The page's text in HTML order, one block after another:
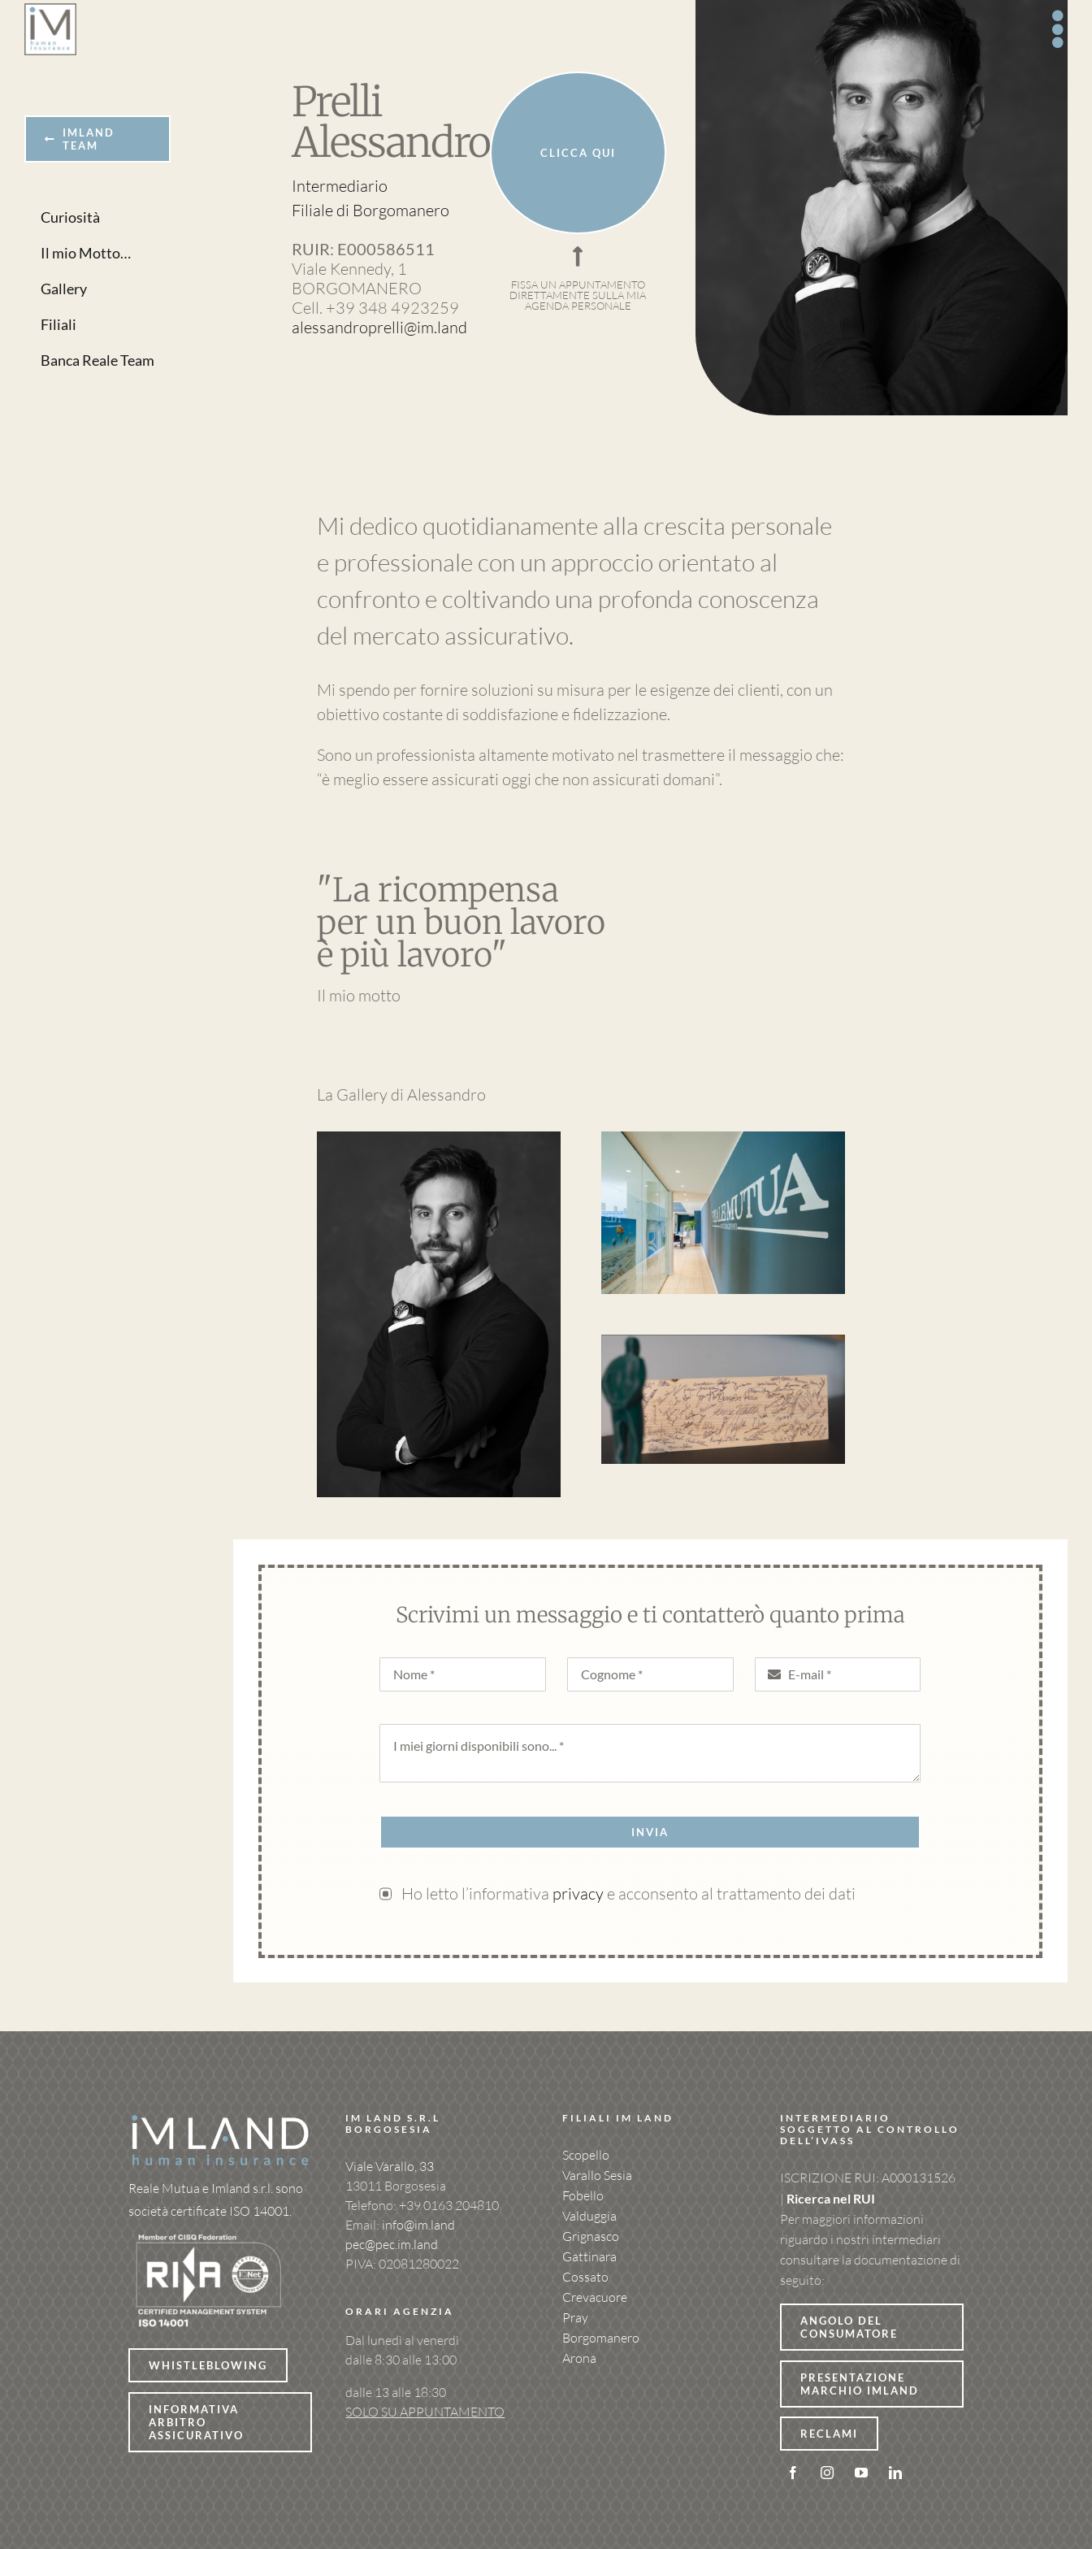
Salta
contenuto
Prelli
Alessandro
Intermediario
Filiale di Borgomanero
RUIR: E000586511
Viale Kennedy, 1
BORGOMANERO
Cell. +39 348 4923259
alessandroprelli@im.land
CLICCA QUI
FISSA UN APPUNTAMENTO
DIRETTAMENTE SULLA MIA
AGENDA PERSONALE
Mi dedico quotidianamente alla crescita personale
e professionale con un approccio orientato al
confronto e coltivando una profonda conoscenza
del mercato assicurativo.
Mi spendo per fornire soluzioni su misura per le esigenze dei clienti, con un
obiettivo costante di soddisfazione e fidelizzazione.
Sono un professionista altamente motivato nel trasmettere il messaggio che:
“è meglio essere assicurati oggi che non assicurati domani”.
"La ricompensa
per un buon lavoro
è più lavoro"
Il mio motto
La Gallery di Alessandro
Scrivimi un messaggio e ti contatterò quanto prima
INVIA
Ho letto l’informativa privacy e acconsento al trattamento dei dati
IMLAND
TEAM
Curiosità
Il mio Motto…
Gallery
Filiali
Banca Reale Team
Reale Mutua e Imland s.r.l. sono
società certificate ISO 14001.
WHISTLEBLOWING
INFORMATIVA
ARBITRO
ASSICURATIVO
IM LAND S.R.L
BORGOSESIA
Viale Varallo, 33
13011 Borgosesia
Telefono: +390163 204810
Email: info@im.land
pec@pec.im.land
PIVA: 02081280022
ORARI AGENZIA
Dal lunedì al venerdì
dalle 8:30 alle 13:00
dalle 13 alle 18:30
SOLO SU APPUNTAMENTO
FILIALI IM LAND
Scopello
Varallo Sesia
Fobello
Valduggia
Grignasco
Gattinara
Cossato
Crevacuore
Pray
Borgomanero
Arona
INTERMEDIARIO
SOGGETTO AL CONTROLLO
DELL’IVASS
ISCRIZIONE RUI: A000131526
| Ricerca nel RUI
Per maggiori informazioni
riguardo i nostri intermediari
consultare la documentazione di
seguito:
ANGOLO DEL
CONSUMATORE
PRESENTAZIONE
MARCHIO IMLAND
RECLAMI